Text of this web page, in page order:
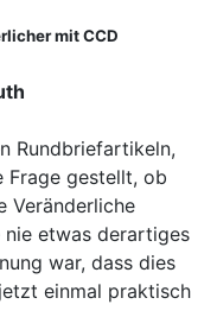
mit CCD
Rundbriefartikeln,
Frage gestellt, ob
Veränderliche
nie etwas derartiges
war, dass dies
einmal praktisch